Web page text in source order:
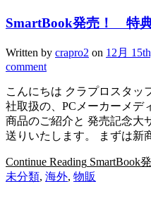
SmartBook発売！ 特
Written by crapro2 on 12月
comment
こんにちは クラプロスタッ
社取扱の、PCメーカーメデ
商品のご紹介と 発売記念大
送りいたします。 まずは新
Continue Reading SmartBook
未分類, 海外, 物販